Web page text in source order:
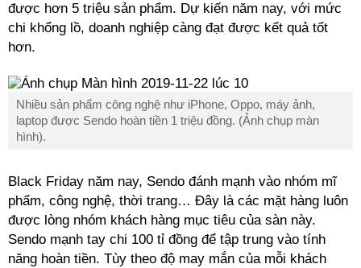
được hơn 5 triệu sản phẩm. Dự kiến năm nay, với mức
chi khổng lồ, doanh nghiệp càng đạt được kết quả tốt
hơn.
Nhiều sản phẩm công nghệ như iPhone, Oppo, máy ảnh,
laptop được Sendo hoàn tiền 1 triệu đồng. (Ảnh chụp màn
hình).
Black Friday năm nay, Sendo đánh mạnh vào nhóm mĩ
phẩm, công nghệ, thời trang… Đây là các mặt hàng luôn
được lòng nhóm khách hàng mục tiêu của sàn này.
Sendo mạnh tay chi 100 tỉ đồng để tập trung vào tính
năng hoàn tiền. Tùy theo độ may mắn của mỗi khách